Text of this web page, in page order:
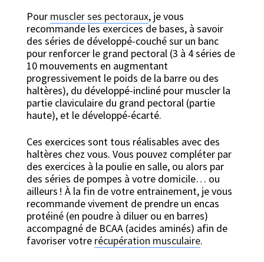
Pour muscler ses pectoraux, je vous
recommande les exercices de bases, à savoir
des séries de développé-couché sur un banc
pour renforcer le grand pectoral (3 à 4 séries de
10 mouvements en augmentant
progressivement le poids de la barre ou des
haltères), du développé-incliné pour muscler la
partie claviculaire du grand pectoral (partie
haute), et le développé-écarté.
Ces exercices sont tous réalisables avec des
haltères chez vous. Vous pouvez compléter par
des exercices à la poulie en salle, ou alors par
des séries de pompes à votre domicile… ou
ailleurs ! À la fin de votre entrainement, je vous
recommande vivement de prendre un encas
protéiné (en poudre à diluer ou en barres)
accompagné de BCAA (acides aminés) afin de
favoriser votre récupération musculaire.